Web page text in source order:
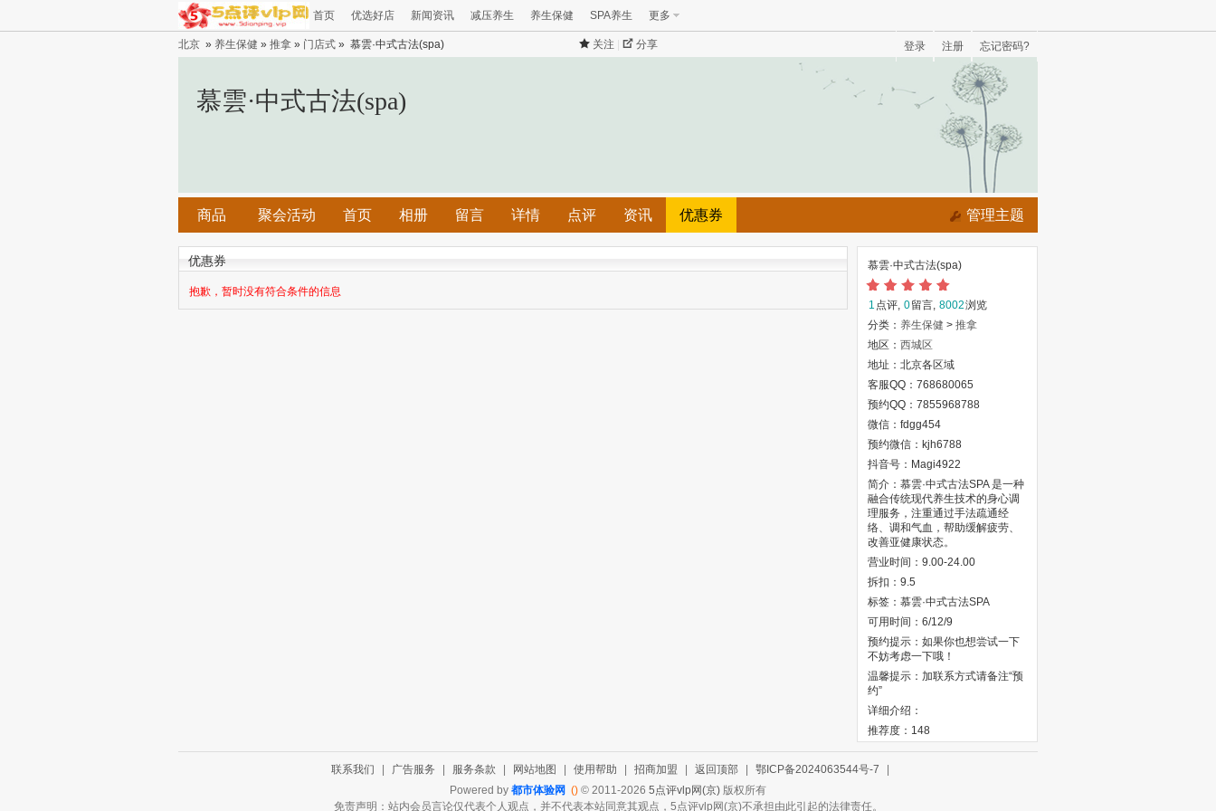
首页 优选好店 新闻资讯 减压养生 养生保健 SPA养生 更多
忘记密码?
注册
登录
关注 分享
北京 » 养生保健 » 推拿 » 门店式 » 慕雲·中式古法(spa)
慕雲·中式古法(spa)
商品 聚会活动 首页 相册 留言 详情 点评 资讯 优惠券 管理主题
优惠券
抱歉，暂时没有符合条件的信息
慕雲·中式古法(spa)
1 点评, 0留言, 8002浏览
分类： 养生保健 > 推拿
地区： 西城区
地址：北京各区域
客服QQ：768680065
预约QQ：7855968788
微信：fdgg454
预约微信：kjh6788
抖音号：Magi4922
简介：慕雲·中式古法SPA‌ 是一种
融合传统现代养生技术的身心调
理服务，注重通过手法疏通经
络、调和气血，帮助缓解疲劳、
改善亚健康状态。
营业时间：9.00-24.00
拆扣：9.5
标签：慕雲·中式古法SPA‌
可用时间：6/12/9
预约提示：如果你也想尝试一下
不妨考虑一下哦！
温馨提示：加联系方式请备注“预
约”
详细介绍：
推荐度：148
联系我们 广告服务 服务条款 网站地图 使用帮助 招商加盟 返回顶部 鄂ICP备2024063544号-7
Powered by 都市体验网 () © 2011-2026 5点评vlp网(京) 版权所有
免责声明：站内会员言论仅代表个人观点，并不代表本站同意其观点，5点评vlp网(京)不承担由此引起的法律责任。